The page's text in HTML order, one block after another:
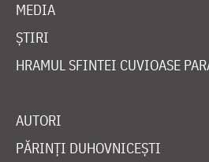
MEDIA
ȘTIRI
HRAMUL SFINTEI CUVIOASE
AUTORI
PĂRINȚI DUHOVNICEȘTI